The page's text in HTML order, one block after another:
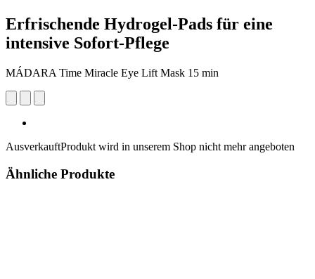
Erfrischende Hydrogel-Pads für eine
intensive Sofort-Pflege
MÁDARA Time Miracle Eye Lift Mask 15 min
AusverkauftProdukt wird in unserem Shop nicht mehr angeboten
Ähnliche Produkte